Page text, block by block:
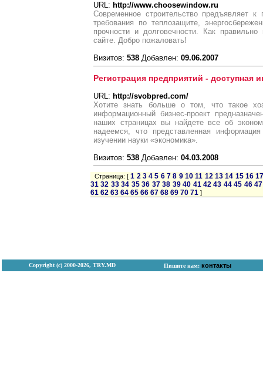
URL: http://www.choosewindow.ru
Современное строительство предъявляет
требования по теплозащите,
прочности и долговечности. Как
сайте. Добро пожаловать!
Визитов: 538 Добавлен: 09.06.2007
Регистрация предприятий - доступная
URL: http://svobpred.com/
Хотите знать больше о том, что такое
информационный бизнес-проект
наших страницах вы найдете все об
надеемся, что представленная
изучении науки «экономика».
Визитов: 538 Добавлен: 04.03.2008
Страница: [1 2 3 4 5 6 7 8 9 10 11 12 13 14 15 16
31 32 33 34 35 36 37 38 39 40 41 42 43 44 45 46 47
61 62 63 64 65 66 67 68 69 70 71 ]
Copyright (с) 2000-2026, TRY.MD Пишите нам: контакты